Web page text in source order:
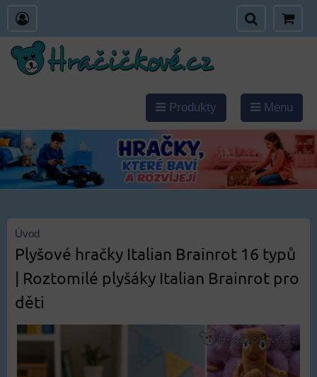
Produkty Menu
Úvod
Plyšové hračky Italian Brainrot 16 typů
| Roztomilé plyšáky Italian Brainrot pro
děti